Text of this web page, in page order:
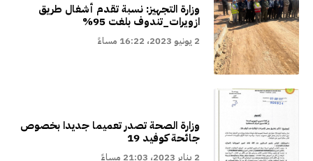
وزارة التجهيز: نسبة تقدم أشغال طريق
ازويرات_تندوف بلغت 95%
2 يونيو 2023، 16:22 مساءً
وزارة الصحة تصدر تعميما جديدا بخصوص
جائحة كوفيد 19
2 يناير 2023، 21:03 مساءً